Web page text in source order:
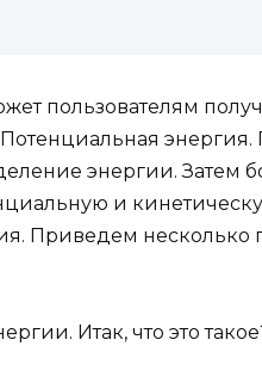
пользователям
энергии. Затем
и
Приведем несколько
Итак, что это